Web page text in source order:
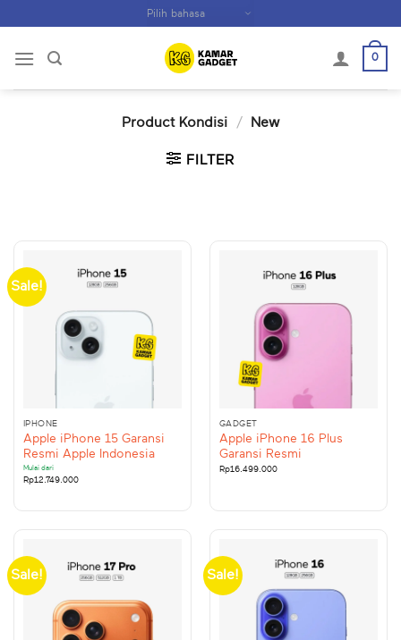
content
0
Product Kondisi / New
FILTER
Sale!
IPHONE
Apple iPhone 15 Garansi
Resmi Apple Indonesia
Mulai dari
Rp12.749.000
GADGET
Apple iPhone 16 Plus
Garansi Resmi
Rp16.499.000
Sale! Sale!